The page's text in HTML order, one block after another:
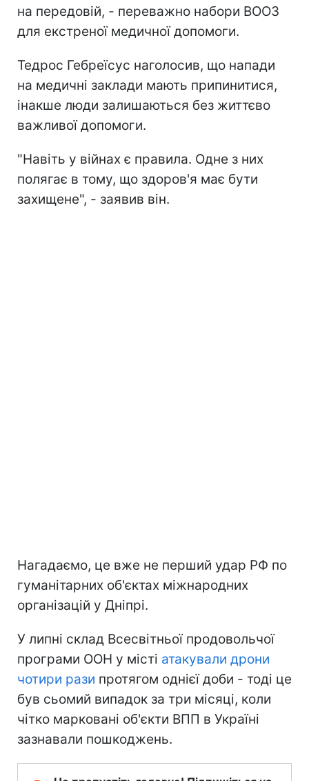
на передовій, - переважно набори ВООЗ
для екстреної медичної допомоги.
Тедрос Гебреїсус наголосив, що напади
на медичні заклади мають припинитися,
інакше люди залишаються без життєво
важливої допомоги.
"Навіть у війнах є правила. Одне з них
полягає в тому, що здоров'я має бути
захищене", - заявив він.
Нагадаємо, це вже не перший удар РФ по
гуманітарних об'єктах міжнародних
організацій у Дніпрі.
У липні склад Всесвітньої продовольчої
програми ООН у місті атакували дрони
чотири рази протягом однієї доби - тоді це
був сьомий випадок за три місяці, коли
чітко марковані об'єкти ВПП в Україні
зазнавали пошкоджень.